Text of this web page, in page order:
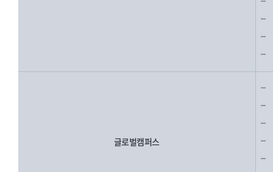
글로벌캠퍼스